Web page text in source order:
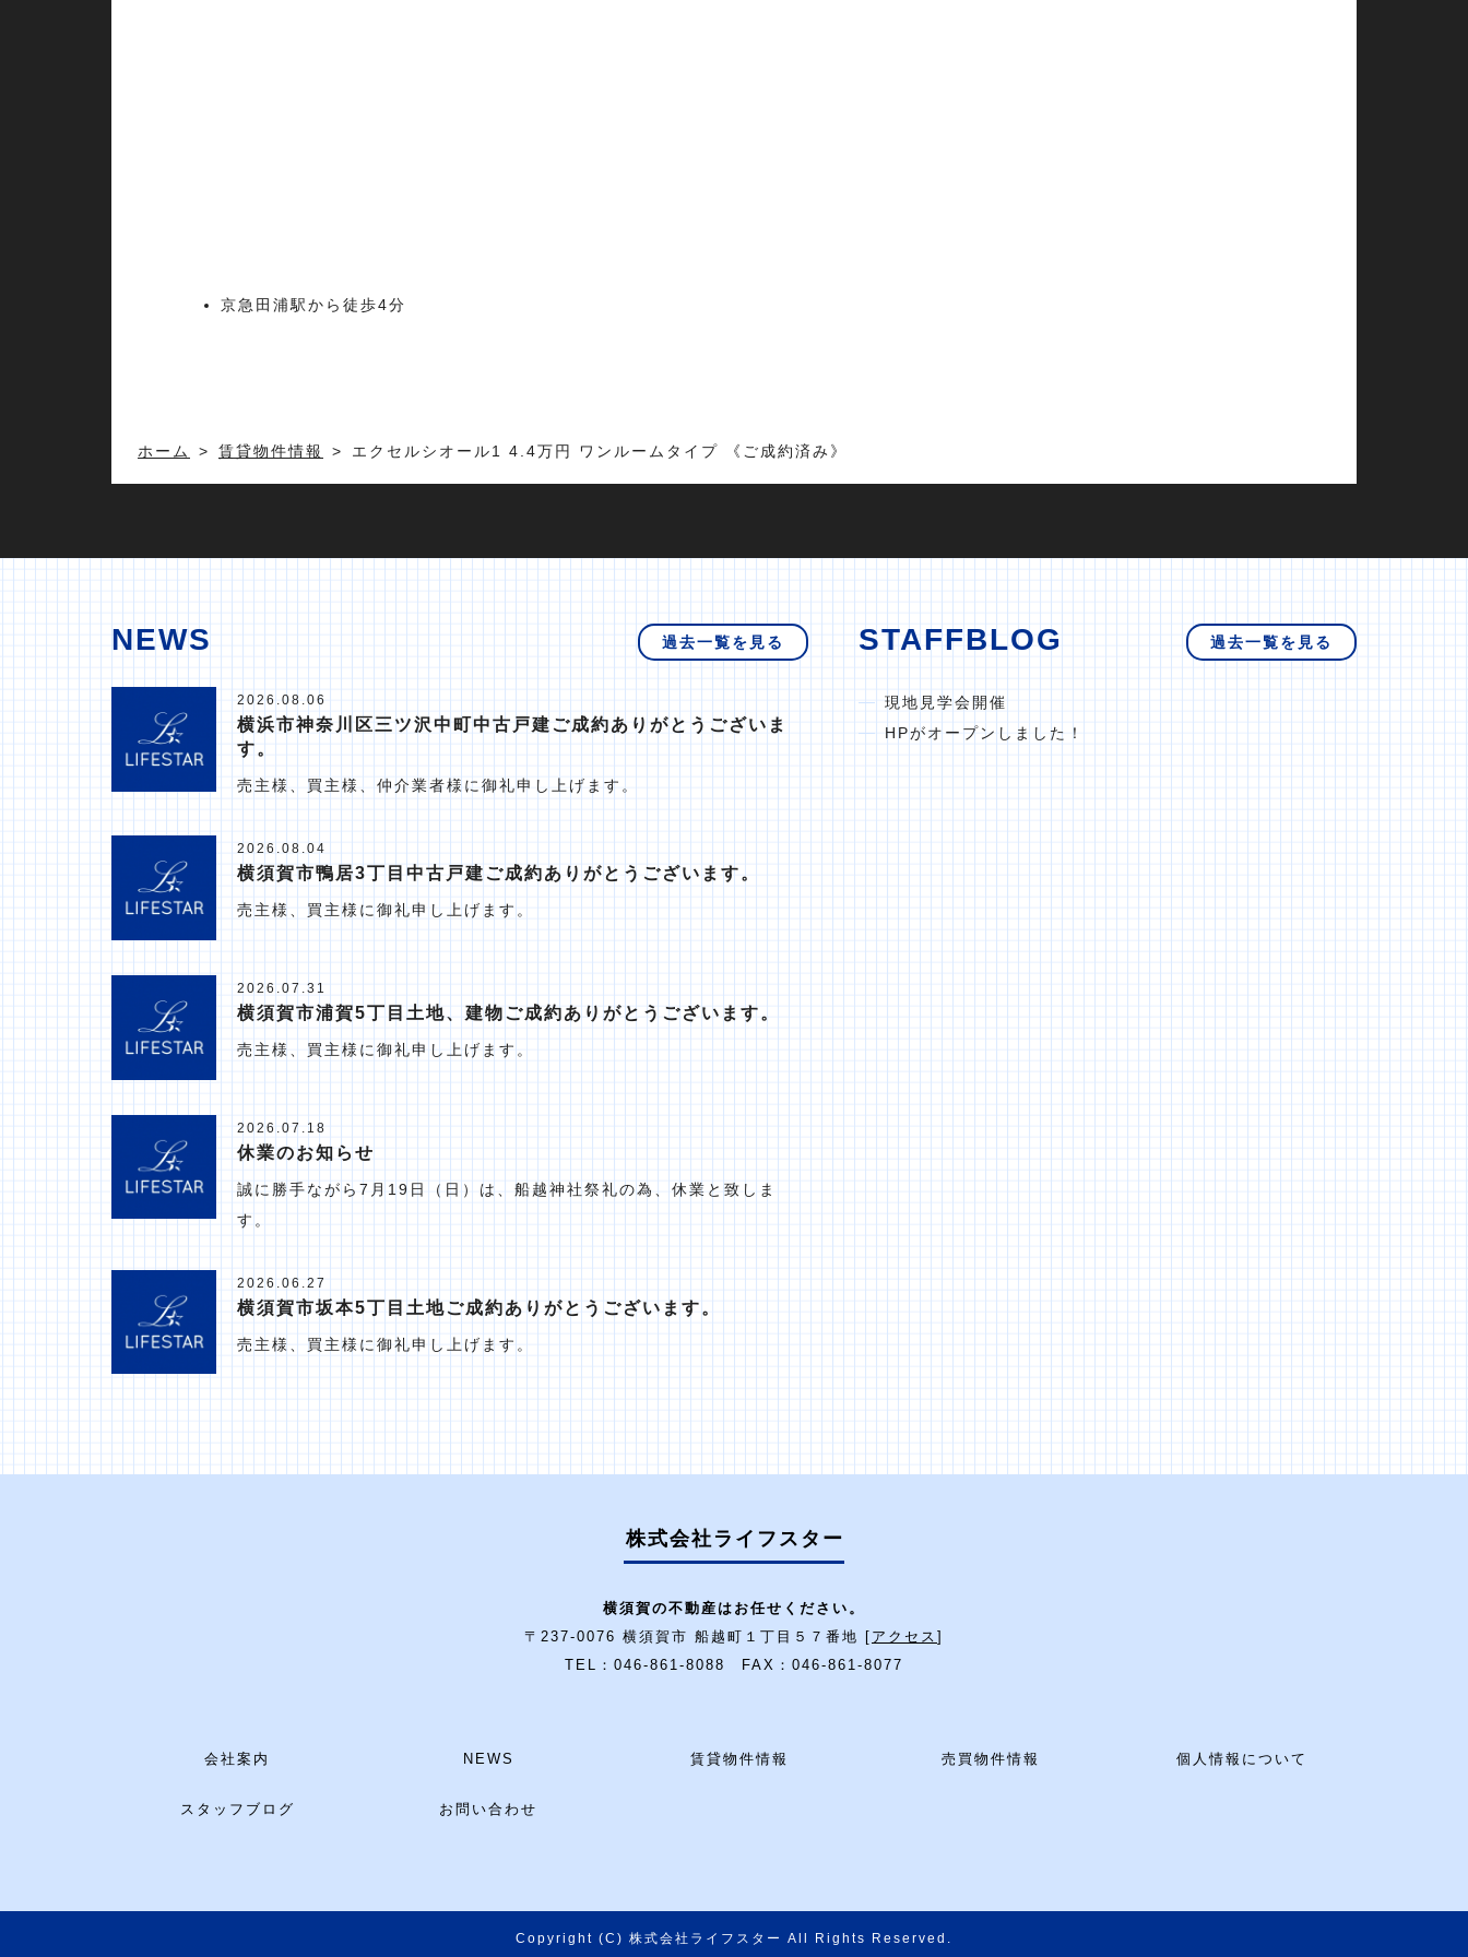
京急田浦駅から徒歩4分
ホーム 賃貸物件情報 エクセルシオール1 4.4万円 ワンルームタイプ 《ご成約済み》
NEWS
2026.08.06
横浜市神奈川区三ツ沢中町中古戸建ご成約ありがとうございま
す。
売主様、買主様、仲介業者様に御礼申し上げます。
2026.08.04
横須賀市鴨居3丁目中古戸建ご成約ありがとうございます。
売主様、買主様に御礼申し上げます。
2026.07.31
横須賀市浦賀5丁目土地、建物ご成約ありがとうございます。
売主様、買主様に御礼申し上げます。
2026.07.18
休業のお知らせ
誠に勝手ながら7月19日（日）は、船越神社祭礼の為、休業と致しま
す。
2026.06.27
横須賀市坂本5丁目土地ご成約ありがとうございます。
売主様、買主様に御礼申し上げます。
過去一覧を見る STAFFBLOG
現地見学会開催
HPがオープンしました！
過去一覧を見る
株式会社ライフスター
横須賀の不動産はお任せください。
〒237-0076 横須賀市 船越町１丁目５７番地 [ アクセス ]
TEL：046-861-8088 FAX：046-861-8077
会社案内 NEWS 賃貸物件情報 売買物件情報 個人情報について
スタッフブログ お問い合わせ
Copyright (C) 株式会社ライフスター All Rights Reserved.